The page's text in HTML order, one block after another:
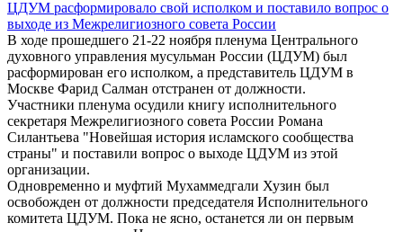
ЦДУМ расформировало свой исполком и поставило вопрос о
выходе из Межрелигиозного совета России
В ходе прошедшего 21-22 ноября пленума Центрального
духовного управления мусульман России (ЦДУМ) был
расформирован его исполком, а представитель ЦДУМ в
Москве Фарид Салман отстранен от должности.
Участники пленума осудили книгу исполнительного
секретаря Межрелигиозного совета России Романа
Силантьева "Новейшая история исламского сообщества
страны" и поставили вопрос о выходе ЦДУМ из этой
организации.
Одновременно и муфтий Мухаммедгали Хузин был
освобожден от должности председателя Исполнительного
комитета ЦДУМ. Пока не ясно, останется ли он первым